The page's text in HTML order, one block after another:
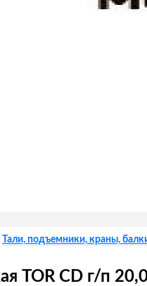
Тали, подъемники, краны,
TOR CD г/п